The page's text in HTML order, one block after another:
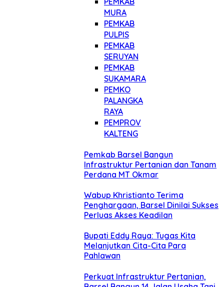
MURA
PEMKAB
PULPIS
PEMKAB
SERUYAN
PEMKAB
SUKAMARA
PEMKO
PALANGKA
RAYA
PEMPROV
KALTENG
Pemkab Barsel Bangun
Infrastruktur Pertanian dan Tanam
Perdana MT Okmar
Wabup Khristianto Terima
Penghargaan, Barsel Dinilai Sukses
Perluas Akses Keadilan
Bupati Eddy Raya: Tugas Kita
Melanjutkan Cita-Cita Para
Pahlawan
Perkuat Infrastruktur Pertanian,